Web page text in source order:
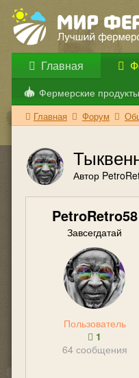
Главная
Фермерские продукты
Главная Форум
Автор
PetroRetro58
Завсегдатай
Пользователь
1
64 сообщения